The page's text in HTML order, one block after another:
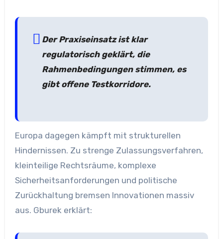
Der Praxiseinsatz ist klar
regulatorisch geklärt, die
Rahmenbedingungen stimmen, es
gibt offene Testkorridore.
Europa dagegen kämpft mit strukturellen
Hindernissen. Zu strenge Zulassungsverfahren,
kleinteilige Rechtsräume, komplexe
Sicherheitsanforderungen und politische
Zurückhaltung bremsen Innovationen massiv
aus. Gburek erklärt: